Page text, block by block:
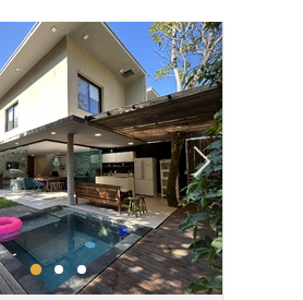
Next
1 2 3